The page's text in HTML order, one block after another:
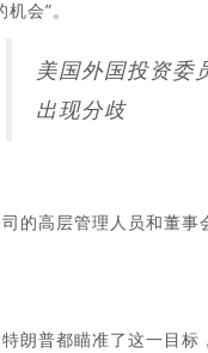
会”。
美国外国投资委
出现分歧
的高层管理人员和董事
朗普都瞄准了这一目